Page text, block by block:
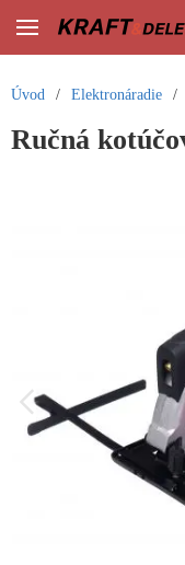
Úvod / Elektronáradie /
Ručná